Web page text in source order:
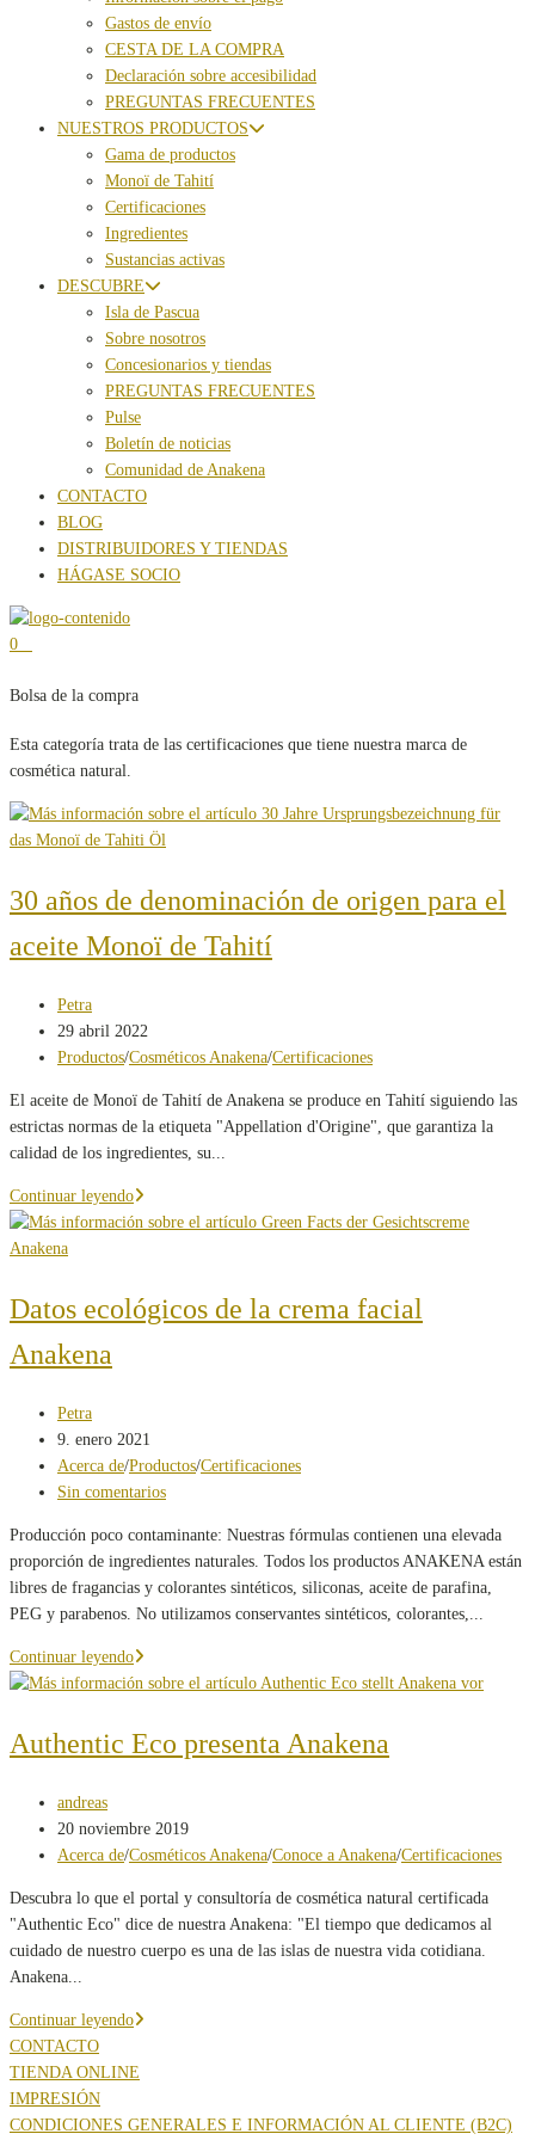
Gastos de envío
CESTA DE LA COMPRA
Declaración sobre accesibilidad
PREGUNTAS FRECUENTES
NUESTROS PRODUCTOS
Gama de productos
Monoï de Tahití
Certificaciones
Ingredientes
Sustancias activas
DESCUBRE
Isla de Pascua
Sobre nosotros
Concesionarios y tiendas
PREGUNTAS FRECUENTES
Pulse
Boletín de noticias
Comunidad de Anakena
CONTACTO
BLOG
DISTRIBUIDORES Y TIENDAS
HÁGASE SOCIO
0
Bolsa de la compra
Esta categoría trata de las certificaciones que tiene nuestra marca de
cosmética natural.
30 años de denominación de origen para el
aceite Monoï de Tahití
Autor
de
la
Petra
Publicación
de
entrada:
29 abril 2022
Categoría
la
entrada:
Productos/Cosméticos Anakena/Certificaciones
El aceite de Monoï de Tahití de Anakena se produce en Tahití siguiendo las
estrictas normas de la etiqueta "Appellation d'Origine", que garantiza la
calidad de los ingredientes, su...
Continuar leyendo30
años
de
origen
Monoï
de
Tahití
Datos ecológicos de la crema facial
Anakena
Autor
de
la
entrada:
Petra
Publicación
de
la
9. enero 2021
Categoría
de
entrada:
Acerca de/Productos/Certificaciones
Comentarios
la
entrada:
Sin comentarios
Producción poco contaminante: Nuestras fórmulas contienen una elevada
proporción de ingredientes naturales. Todos los productos ANAKENA están
libres de fragancias y colorantes sintéticos, siliconas, aceite de parafina,
PEG y parabenos. No utilizamos conservantes sintéticos, colorantes,...
Continuar leyendoDatos
ecológicos
la
crema
Authentic Eco presenta Anakena
Autor
de
la
andreas
Publicación
de
entrada:
20 noviembre 2019
Categoría
la
entrada:
Acerca de/Cosméticos Anakena/Conoce a Anakena/Certificaciones
Descubra lo que el portal y consultoría de cosmética natural certificada
"Authentic Eco" dice de nuestra Anakena: "El tiempo que dedicamos al
cuidado de nuestro cuerpo es una de las islas de nuestra vida cotidiana.
Anakena...
Continuar leyendoAuthentic
presenta
CONTACTO
TIENDA ONLINE
IMPRESIÓN
CONDICIONES GENERALES E INFORMACIÓN AL CLIENTE (B2C)